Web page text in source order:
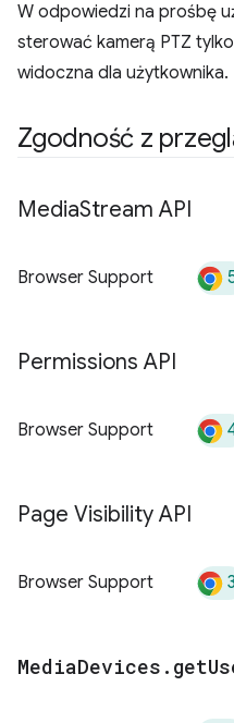
W odpowiedzi na prośbę
sterować kamerą PTZ
widoczna dla użytkownika.
Zgodność z
MediaStream API
Browser Support
Permissions API
Browser Support
Page Visibility API
Browser Support
MediaDevices . get